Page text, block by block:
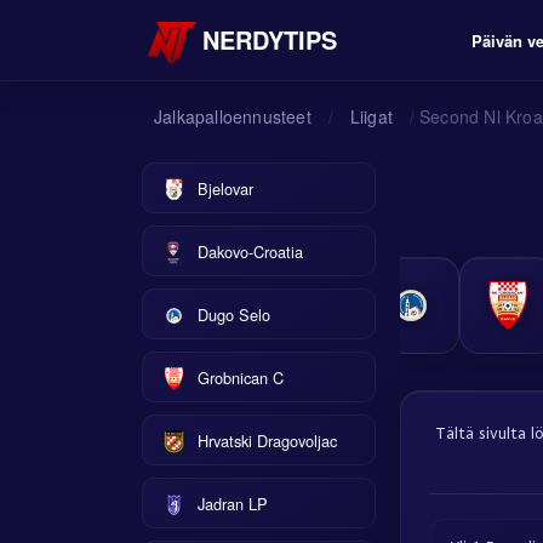
NERDYTIPS Päivän
Jalkapalloennusteet / Liigat / Second Nl
Bjelovar
Dakovo-Croatia
Dugo Selo
Grobnican C
Hrvatski Dragovoljac
Jadran LP
Tältä sivulta